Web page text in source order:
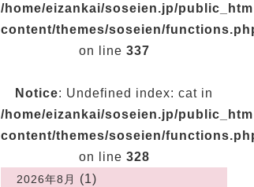
/home/eizankai/soseien.jp/
content/themes/soseien/
on line 337
Notice: Undefined index: cat in
/home/eizankai/soseien.jp/
content/themes/soseien/
on line 328
2026年8月 (1)